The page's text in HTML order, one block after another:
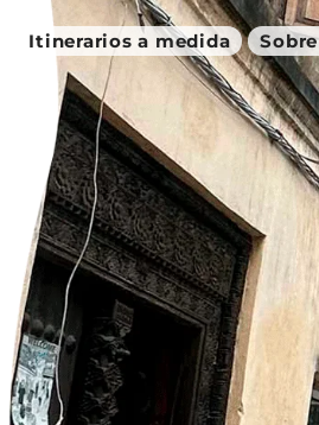
Itinerarios a medida